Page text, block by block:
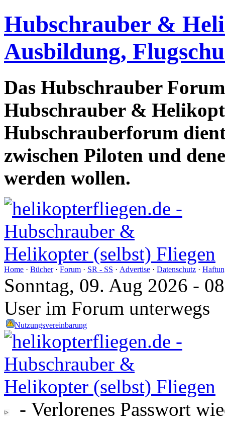
Hubschrauber &
Ausbildung,
Das Hubschrauber
Hubschrauber &
Hubschrauberforum
zwischen Piloten und
werden wollen.
Home · Bücher· Forum · SR - SS · Advertise · Datenschutz ·
Sonntag, 09. Aug 2026 -
User im Forum unterwegs
Nutzungsvereinbarung
- Verlorenes Passwort